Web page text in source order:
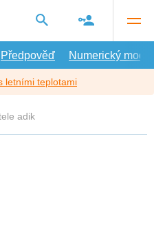
Předpověď Numerický model
letními teplotami
adik